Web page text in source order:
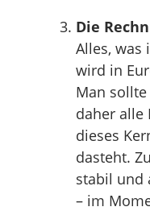
Die
Alles, was
wird in
Man
daher alle
dieses
dasteht.
stabil und
– im